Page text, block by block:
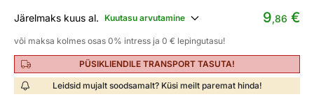
Järelmaks kuus al. Kuutasu arvutamine 9,86 €
või maksa kolmes osas 0% intress ja 0 € lepingutasu!
PÜSIKLIENDILE TRANSPORT TASUTA!
Leidsid mujalt soodsamalt? Küsi meilt paremat hinda!